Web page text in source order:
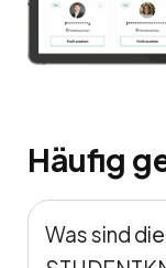
Häufig
Was sind